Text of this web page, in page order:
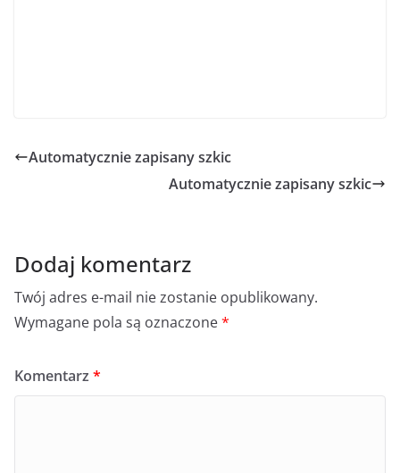
Automatycznie zapisany szkic
Automatycznie zapisany szkic
Dodaj komentarz
Twój adres e-mail nie zostanie opublikowany.
Wymagane pola są oznaczone*
Komentarz *